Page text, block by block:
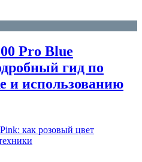
Pro Blue
гид по
и использованию